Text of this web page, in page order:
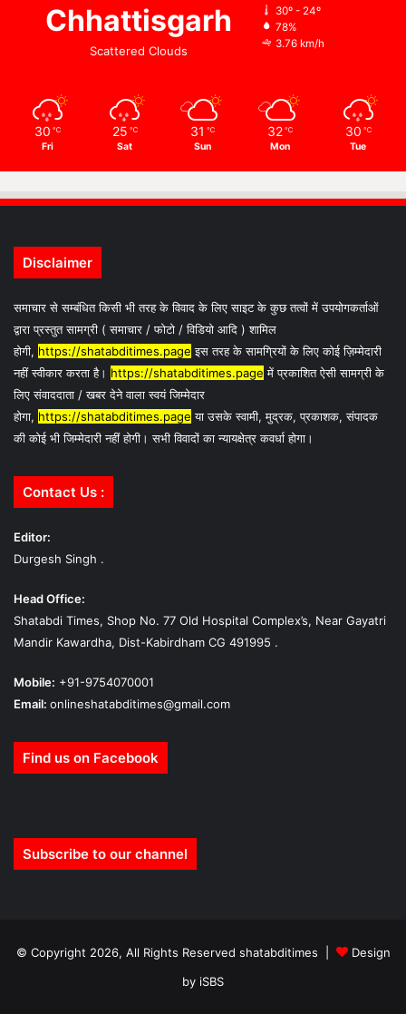
Chhattisgarh
Scattered Clouds
30º - 24º
78%
3.76 km/h
30 ℃
Fri
25 ℃
Sat
31 ℃
Sun
32 ℃
Mon
30 ℃
Tue
Disclaimer
समाचार से सम्बंधित किसी भी तरह के विवाद के लिए साइट के कुछ तत्वों में उपयोगकर्ताओं
द्वारा प्रस्तुत सामग्री ( समाचार / फोटो / विडियो आदि ) शामिल
होगी, https://shatabditimes.page इस तरह के सामग्रियों के लिए कोई ज़िम्मेदारी
नहीं स्वीकार करता है। https://shatabditimes.page में प्रकाशित ऐसी सामग्री के
लिए संवाददाता / खबर देने वाला स्वयं जिम्मेदार
होगा, https://shatabditimes.page या उसके स्वामी, मुद्रक, प्रकाशक, संपादक
की कोई भी जिम्मेदारी नहीं होगी। सभी विवादों का न्यायक्षेत्र कवर्धा होगा।
Contact Us :
Editor:
Durgesh Singh .
Head Office:
Shatabdi Times, Shop No. 77 Old Hospital Complex’s, Near Gayatri
Mandir Kawardha, Dist-Kabirdham CG 491995 .
Mobile: +91-9754070001
Email: onlineshatabditimes@gmail.com
Find us on Facebook
Subscribe to our channel
© Copyright 2026, All Rights Reserved shatabditimes |
Design
by iSBS